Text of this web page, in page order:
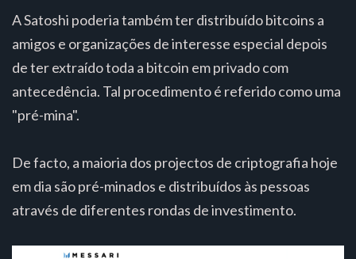
A Satoshi poderia também ter distribuído bitcoins a
amigos e organizações de interesse especial depois
de ter extraído toda a bitcoin em privado com
antecedência. Tal procedimento é referido como uma
"pré-mina".
De facto, a maioria dos projectos de criptografia hoje
em dia são pré-minados e distribuídos às pessoas
através de diferentes rondas de investimento.